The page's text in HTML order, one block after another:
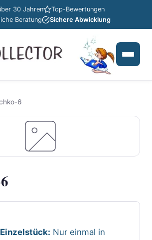
30 Jahren
Top-Bewertungen
Beratung
Sichere Abwicklung
6
Nur einmal in